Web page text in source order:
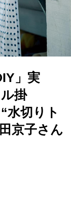
」実
掛
水切りト
京子さん